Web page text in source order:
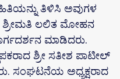
ತಿಳಿಸಿ ಅವುಗಳ
ಲಲಿತ ಮೋಹನ
ಮಾಡಿದರು.
ಶ್ರೀ ಸತೀಶ ಪಾಟೀಲ್
ಸಂಘಟನೆಯ ಅಧ್ಯಕ್ಷರಾದ